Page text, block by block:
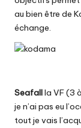
au bien être de
échange.
Seafallla VF (3
je n’ai pas eu
tout je vais